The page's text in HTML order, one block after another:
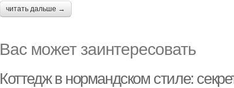
читать дальше →
Вас может заинтересовать
Коттедж в нормандском стиле: